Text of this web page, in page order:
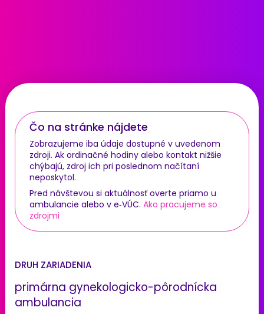
Čo na stránke nájdete
Zobrazujeme iba údaje dostupné v uvedenom
zdroji. Ak ordinačné hodiny alebo kontakt nižšie
chýbajú, zdroj ich pri poslednom načítaní
neposkytol.
Pred návštevou si aktuálnosť overte priamo u
ambulancie alebo v e‑VÚC. Ako pracujeme so
zdrojmi
DRUH ZARIADENIA
primárna gynekologicko-pôrodnícka
ambulancia